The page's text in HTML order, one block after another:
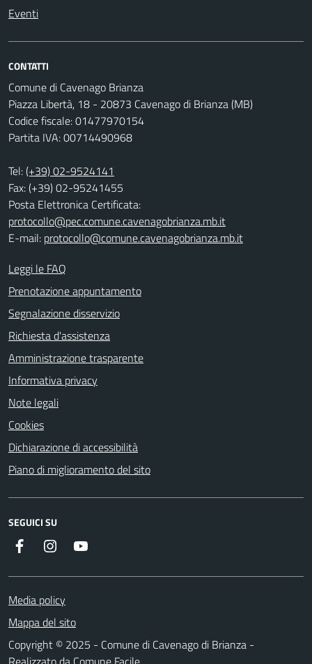
Eventi
CONTATTI
Comune di Cavenago Brianza
Piazza Libertà, 18 - 20873 Cavenago di Brianza (MB)
Codice fiscale: 01477970154
Partita IVA: 00714490968
Tel:(+39) 02-9524141
Fax: (+39) 02-95241455
Posta Elettronica Certificata:
protocollo@pec.comune.cavenagobrianza.mb.it
E-mail: protocollo@comune.cavenagobrianza.mb.it
Leggi le FAQ
Prenotazione appuntamento
Segnalazione disservizio
Richiesta d'assistenza
Amministrazione trasparente
Informativa privacy
Note legali
Cookies
Dichiarazione di accessibilità
Piano di miglioramento del sito
SEGUICI SU
Facebook Instagram
Media policy
Mappa del sito
Copyright © 2025 - Comune di Cavenago di Brianza -